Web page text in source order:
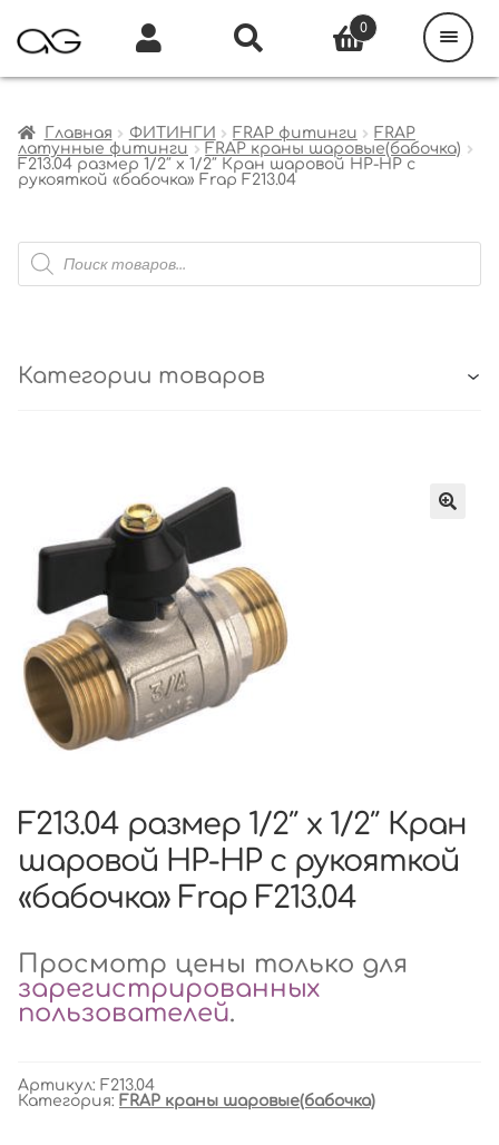
Главная ФИТИНГИ FRAP фитинги
FRAP
латунные фитинги
FRAP краны шаровые(бабочка)
F213.04 размер 1/2″ x 1/2″ Кран шаровой НР-НР с
рукояткой «бабочка» Frap F213.04
Поиск
товаров
Категории товаров
F213.04 размер 1/2″ x 1/2″ Кран
шаровой НР-НР с рукояткой
«бабочка» Frap F213.04
Просмотр цены только для
зарегистрированных
пользователей.
Артикул: F213.04
Категория: FRAP краны шаровые(бабочка)
0